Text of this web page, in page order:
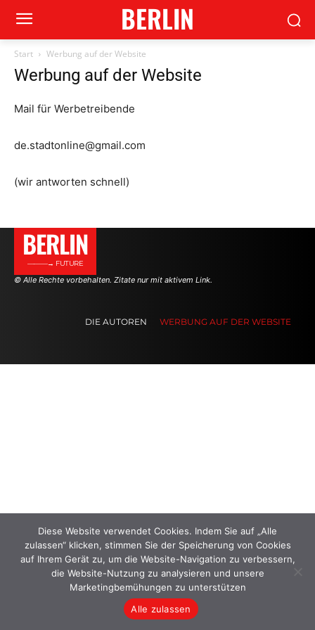
BERLIN
Start Werbung auf der Website
Werbung auf der Website
Mail für Werbetreibende
de.stadtonline@gmail.com
(wir antworten schnell)
BERLIN
———→ FUTURE
© Alle Rechte vorbehalten. Zitate nur mit aktivem Link.
DIE AUTOREN WERBUNG AUF DER WEBSITE
Diese Website verwendet Cookies. Indem Sie auf „Alle
zulassen“ klicken, stimmen Sie der Speicherung von Cookies
auf Ihrem Gerät zu, um die Website-Navigation zu verbessern,
die Website-Nutzung zu analysieren und unsere
Marketingbemühungen zu unterstützen
Alle zulassen